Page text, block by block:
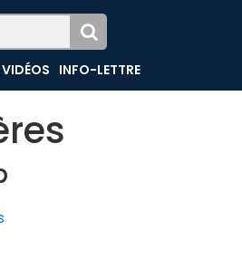
VIDÉOS INFO-LETTRE